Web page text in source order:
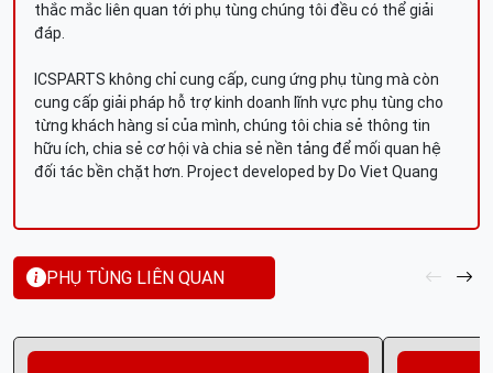
thắc mắc liên quan tới phụ tùng chúng tôi đều có thể giải
đáp.
ICSPARTS không chỉ cung cấp, cung ứng phụ tùng mà còn
cung cấp giải pháp hỗ trợ kinh doanh lĩnh vực phụ tùng cho
từng khách hàng sỉ của mình, chúng tôi chia sẻ thông tin
hữu ích, chia sẻ cơ hội và chia sẻ nền tảng để mối quan hệ
đối tác bền chặt hơn. Project developed by Do Viet Quang
PHỤ TÙNG LIÊN QUAN